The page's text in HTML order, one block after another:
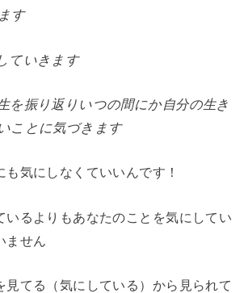
す
ていきます
を振り返りいつの間にか自分の生き
ことに気づきます
も気にしなくていいんです！
いるよりもあなたのことを気にしてい
ません
見てる（気にしている）から見られて